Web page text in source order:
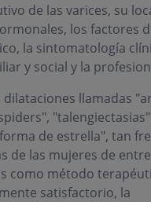
de las varices, su
los factores
la sintomatología
y social y la
dilataciones llamadas
de estrella", tan
de las mujeres de entre
como método
satisfactorio, la